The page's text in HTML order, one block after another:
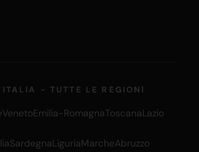
- TUTTE LE REGIONI
VenetoEmilia-RomagnaToscanaLazio
SardegnaLiguriaMarcheAbruzzo